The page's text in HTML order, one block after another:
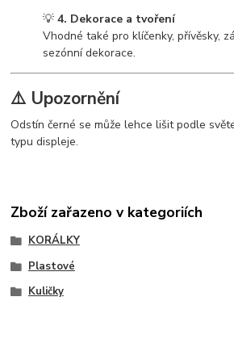
💡4. Dekorace a tvoření
Vhodné také pro klíčenky, přívěsky,
sezónní dekorace.
⚠️ Upozornění
Odstín černé se může lehce lišit podle
typu displeje.
Zboží zařazeno v kategoriích
KORÁLKY
Plastové
Kuličky